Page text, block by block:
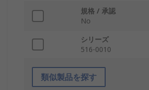
規格 / 承認
No
シリーズ
516-0010
類似製品を探す